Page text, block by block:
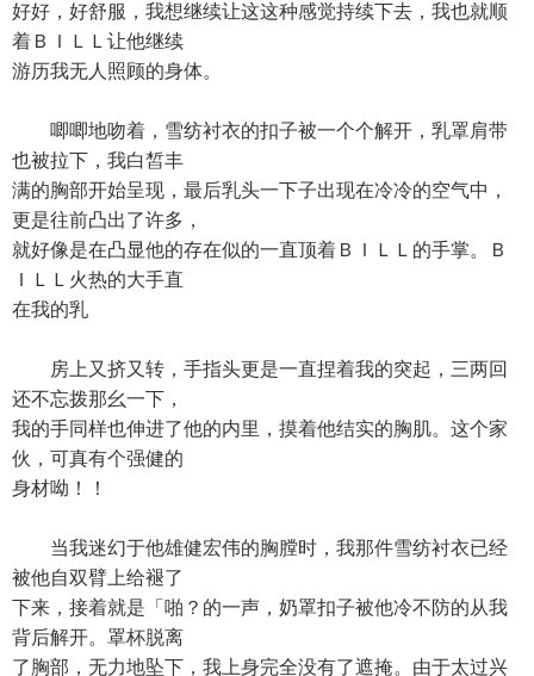
好好，好舒服，我想继续让这这种感觉持续下去，我也就顺
着ＢＩＬＬ让他继续
游历我无人照顾的身体。
唧唧地吻着，雪纺衬衣的扣子被一个个解开，乳罩肩带
也被拉下，我白皙丰
满的胸部开始呈现，最后乳头一下子出现在冷冷的空气中，
更是往前凸出了许多，
就好像是在凸显他的存在似的一直顶着ＢＩＬＬ的手掌。Ｂ
ＩＬＬ火热的大手直
在我的乳
房上又挤又转，手指头更是一直捏着我的突起，三两回
还不忘拨那幺一下，
我的手同样也伸进了他的内里，摸着他结实的胸肌。这个家
伙，可真有个强健的
身材呦！！
当我迷幻于他雄健宏伟的胸膛时，我那件雪纺衬衣已经
被他自双臂上给褪了
下来，接着就是「啪？的一声，奶罩扣子被他冷不防的从我
背后解开。罩杯脱离
了胸部，无力地坠下，我上身完全没有了遮掩。由于太过兴